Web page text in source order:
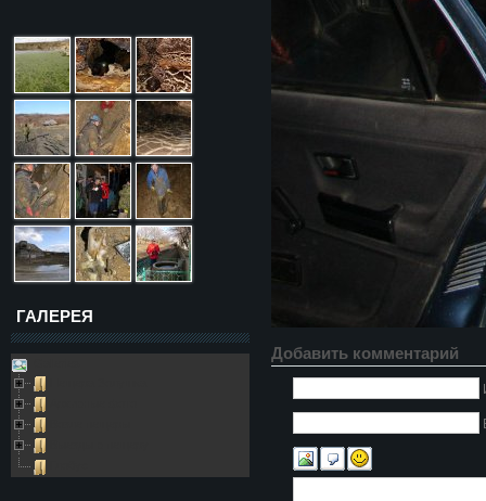
ГАЛЕРЕЯ
Добавить комментарий